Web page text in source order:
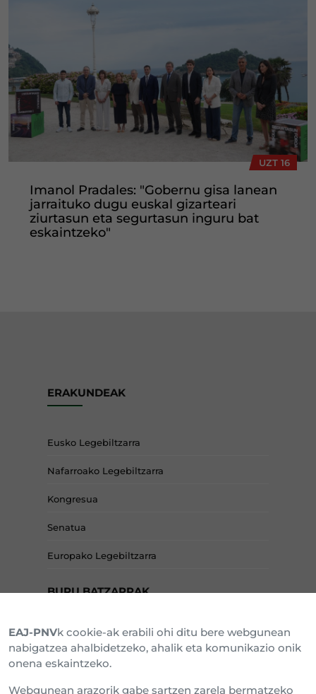
UZT 16
Imanol Pradales: "Gobernu gisa lanean
jarraituko dugu euskal gizarteari
ziurtasun eta segurtasun inguru bat
eskaintzeko"
ERAKUNDEAK
Eusko Legebiltzarra
Nafarroako Legebiltzarra
Kongresua
Senatua
Europako Legebiltzarra
BURU BATZARRAK
Araba Buru Batzar
Bizkai Buru Batzar
EAJ-PNVk cookie-ak erabili ohi ditu bere webgunean
nabigatzea ahalbidetzeko, ahalik eta komunikazio onik
onena eskaintzeko.
Webgunean arazorik gabe sartzen zarela bermatzeko